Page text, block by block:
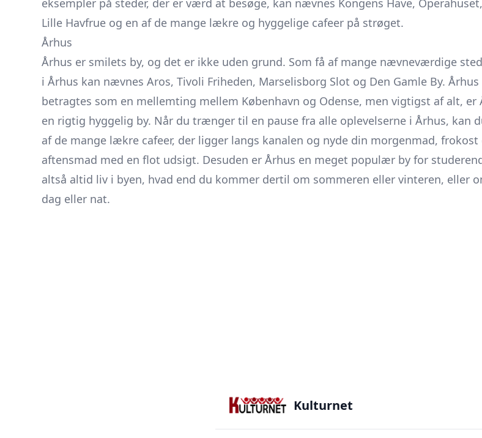
eksempler på steder, der er værd at besøge, kan nævnes Kongens Have,
Lille Havfrue og en af de mange lækre og hyggelige cafeer på strøget.
Århus
Århus er smilets by, og det er ikke uden grund. Som få af mange nævneværdige
i Århus kan nævnes Aros, Tivoli Friheden, Marselisborg Slot og Den Gamle By. Århus
betragtes som en mellemting mellem København og Odense, men vigtigst af alt, er
en rigtig hyggelig by. Når du trænger til en pause fra alle oplevelserne i Århus, kan
af de mange lækre cafeer, der ligger langs kanalen og nyde din morgenmad, frokost
aftensmad med en flot udsigt. Desuden er Århus en meget populær by for
altså altid liv i byen, hvad end du kommer dertil om sommeren eller vinteren, eller
dag eller nat.
Kulturnet